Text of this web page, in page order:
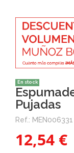
En stock
Pujadas
Ref.: MEN006331
12,54 €